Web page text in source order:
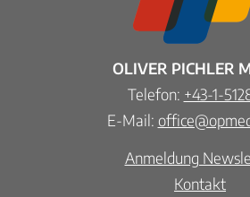
OLIVER PICHLER
Telefon: +43-1-
E-Mail:
Anmeldung
Kontakt